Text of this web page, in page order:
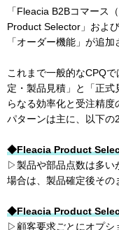
「Fleacia B2Bコマース
Product Selector」およ
「オーダー機能」が追
これまで一般的なCPQ
定・製品見積」と「正式
らなる効率化と受注精
パターンは主に、以下の
◆Fleacia Product
▷製品や部品点数は多い
場合は、製品確定後その
◆Fleacia Product
▷顧客要求ごとにオプシ